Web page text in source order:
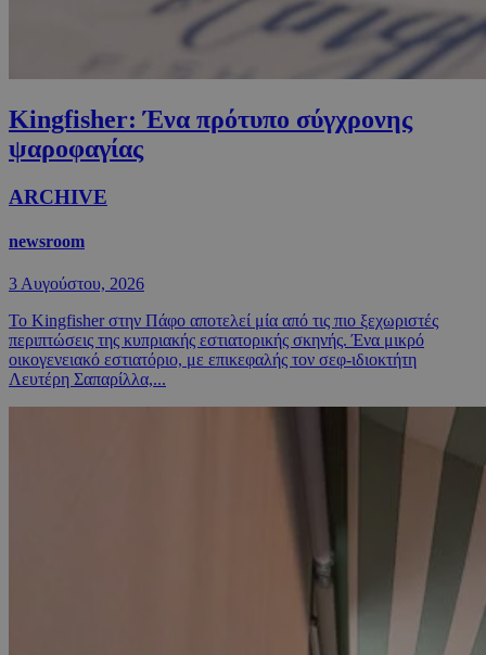
Kingfisher: Ένα πρότυπο σύγχρονης
ψαροφαγίας
ARCHIVE
newsroom
3 Αυγούστου, 2026
Το Kingfisher στην Πάφο αποτελεί μία από τις πιο ξεχωριστές
περιπτώσεις της κυπριακής εστιατορικής σκηνής. Ένα μικρό
οικογενειακό εστιατόριο, με επικεφαλής τον σεφ-ιδιοκτήτη
Λευτέρη Σαπαρίλλα,...